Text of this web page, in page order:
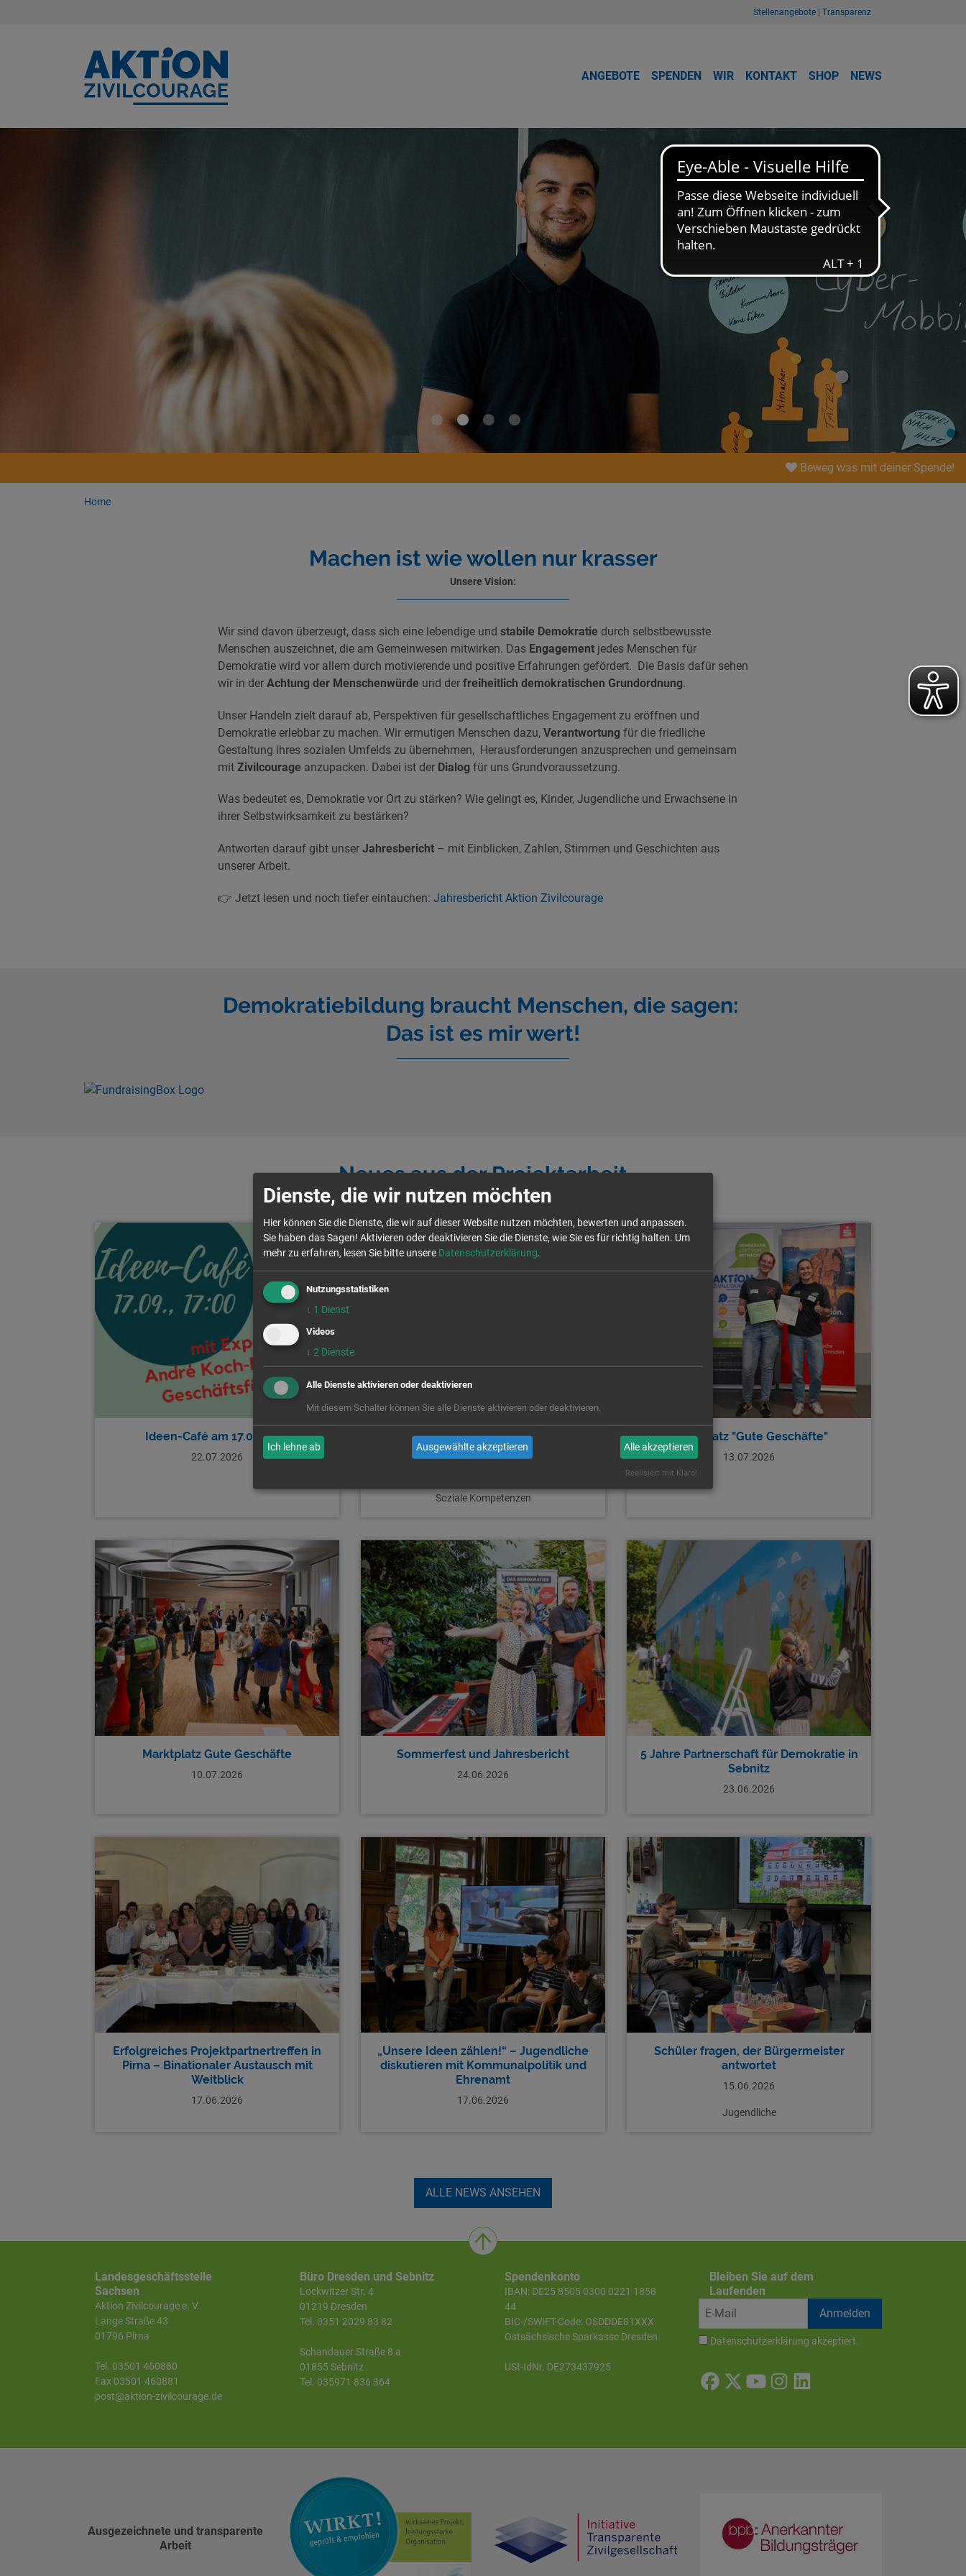
Stellenangebote Transparenz
ANGEBOTE SPENDEN WIR KONTAKT SHOP NEWS
1 2 3 4
Beweg was mit deiner Spende!
Home
Machen ist wie wollen nur krasser
Unsere Vision:
Wir sind davon überzeugt, dass sich eine lebendige und stabile Demokratie durch selbstbewusste
Menschen auszeichnet, die am Gemeinwesen mitwirken. Das Engagement jedes Menschen für
Demokratie wird vor allem durch motivierende und positive Erfahrungen gefördert. Die Basis dafür sehen
wir in der Achtung der Menschenwürde und der freiheitlich demokratischen Grundordnung.
Unser Handeln zielt darauf ab, Perspektiven für gesellschaftliches Engagement zu eröffnen und
Demokratie erlebbar zu machen. Wir ermutigen Menschen dazu, Verantwortung für die friedliche
Gestaltung ihres sozialen Umfelds zu übernehmen, Herausforderungen anzusprechen und gemeinsam
mit Zivilcourage anzupacken. Dabei ist der Dialog für uns Grundvoraussetzung.
Was bedeutet es, Demokratie vor Ort zu stärken? Wie gelingt es, Kinder, Jugendliche und Erwachsene in
ihrer Selbstwirksamkeit zu bestärken?
Antworten darauf gibt unser Jahresbericht – mit Einblicken, Zahlen, Stimmen und Geschichten aus
unserer Arbeit.
👉 Jetzt lesen und noch tiefer eintauchen: Jahresbericht Aktion Zivilcourage
Demokratiebildung braucht Menschen, die sagen:
Das ist es mir wert!
Neues aus der Projektarbeit
Ideen-Café am 17.09.2026
22.07.2026
Couragierte Kinder - Ferienzeit nicht
immer Erholungszeit
Soziale Kompetenzen
Marktplatz "Gute Geschäfte"
13.07.2026
Marktplatz Gute Geschäfte
10.07.2026
Sommerfest und Jahresbericht
24.06.2026
5 Jahre Partnerschaft für Demokratie in
Sebnitz
23.06.2026
Erfolgreiches Projektpartnertreffen in
Pirna – Binationaler Austausch mit
Weitblick
17.06.2026
„Unsere Ideen zählen!“ – Jugendliche
diskutieren mit Kommunalpolitik und
Ehrenamt
17.06.2026
Schüler fragen, der Bürgermeister
antwortet
15.06.2026
Jugendliche
ALLE NEWS ANSEHEN
Landesgeschäftsstelle
Sachsen
Aktion Zivilcourage e. V.
Lange Straße 43
01796 Pirna
Tel. 03501 460880
Fax 03501 460881
post@aktion-zivilcourage.de
Büro Dresden und Sebnitz
Lockwitzer Str. 4
01219 Dresden
Tel. 0351 2029 83 82
Schandauer Straße 8 a
01855 Sebnitz
Tel. 035971 836 364
Spendenkonto
IBAN: DE25 8505 0300 0221 1858
44
BIC-/SWIFT-Code: OSDDDE81XXX
Ostsächsische Sparkasse Dresden
USt-IdNr. DE273437925
Bleiben Sie auf dem
Laufenden
Datenschutzerklärung akzeptiert.
Ausgezeichnete und transparente
Arbeit
Dienste, die wir nutzen möchten
Hier können Sie die Dienste, die wir auf dieser Website nutzen möchten, bewerten und anpassen.
Sie haben das Sagen! Aktivieren oder deaktivieren Sie die Dienste, wie Sie es für richtig halten. Um
mehr zu erfahren, lesen Sie bitte unsere Datenschutzerklärung.
Nutzungsstatistiken
↓ 1 Dienst
Videos
↓ 2 Dienste
Alle Dienste aktivieren oder deaktivieren
Mit diesem Schalter können Sie alle Dienste aktivieren oder deaktivieren.
Ich lehne ab Ausgewählte akzeptieren Alle akzeptieren
Realisiert mit Klaro!